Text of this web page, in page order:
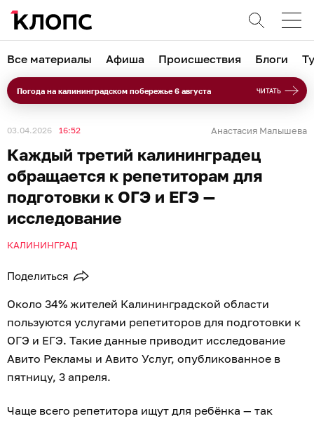
Все материалы Афиша Происшествия Блоги
Погода на калининградском побережье 6 августа ЧИТАТЬ
03.04.2026 16:52 Анастасия Малышева
Каждый третий калининградец
обращается к репетиторам для
подготовки к ОГЭ и ЕГЭ —
исследование
КАЛИНИНГРАД
Поделиться
Около 34% жителей Калининградской области
пользуются услугами репетиторов для подготовки к
ОГЭ и ЕГЭ. Такие данные приводит исследование
Авито Рекламы и Авито Услуг, опубликованное в
пятницу, 3 апреля.
Чаще всего репетитора ищут для ребёнка — так